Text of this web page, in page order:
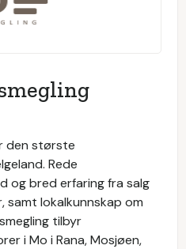
den største
Rede
og bred erfaring fra salg
samt lokalkunnskap om
tilbyr
i Mo i Rana, Mosjøen,